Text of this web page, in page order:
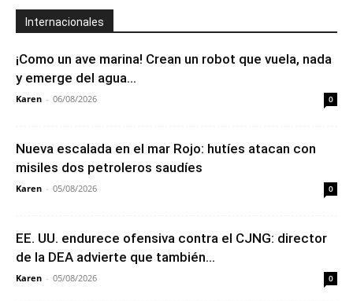
Internacionales
¡Como un ave marina! Crean un robot que vuela, nada
y emerge del agua...
Karen - 06/08/2026 0
Nueva escalada en el mar Rojo: hutíes atacan con
misiles dos petroleros saudíes
Karen - 05/08/2026 0
EE. UU. endurece ofensiva contra el CJNG: director
de la DEA advierte que también...
Karen - 05/08/2026 0